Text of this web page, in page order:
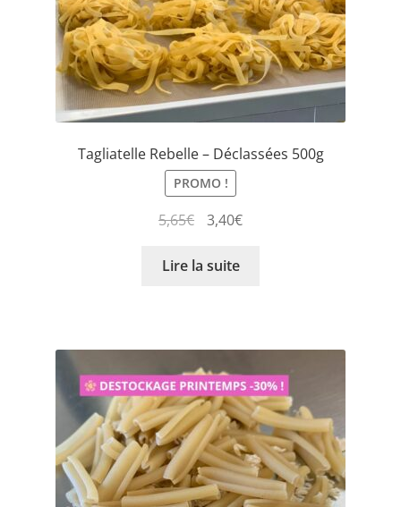
Tagliatelle Rebelle – Déclassées 500g
PROMO !
5,65€ 3,40€
Lire la suite